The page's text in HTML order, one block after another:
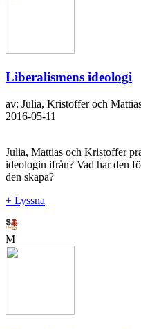
Liberalismens ideologi
av: Julia, Kristoffer och
2016-05-11
Julia, Mattias och Kristoffer
ideologin ifrån? Vad har den
den skapa?
+ Lyssna
M